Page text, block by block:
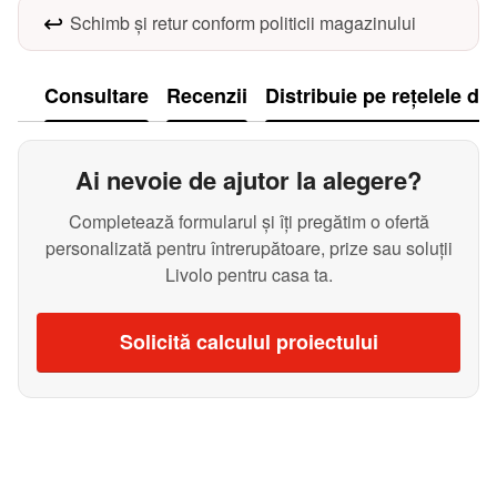
↩️ Schimb și retur conform politicii magazinului
Consultare Recenzii Distribuie pe rețelele
Ai nevoie de ajutor la alegere?
Completează formularul și îți pregătim o ofertă
personalizată pentru întrerupătoare, prize sau soluții
Livolo pentru casa ta.
Solicită calculul proiectului